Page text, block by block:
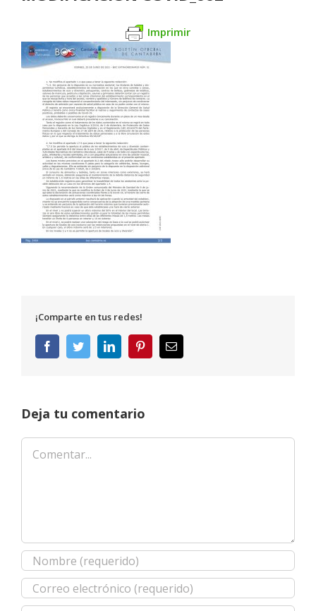
Imprimir
¡Comparte en tus redes!
FacebookTwitterLinkedInPinterestCorreo
electrónico
Deja tu comentario
Comentar